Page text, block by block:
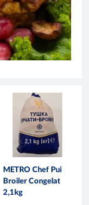
METRO Chef Pui
Broiler Congelat
2,1kg